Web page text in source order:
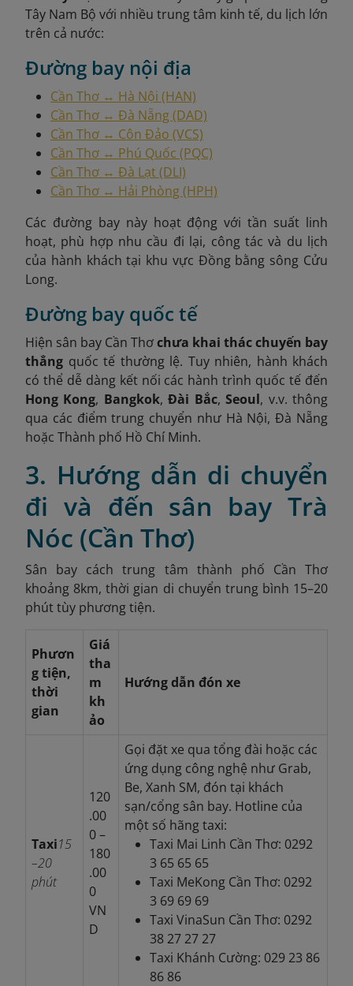
Tây Nam Bộ với nhiều trung tâm kinh tế, du lịch lớn
trên cả nước:
Đường bay nội địa
Cần Thơ ↔ Hà Nội (HAN)
Cần Thơ ↔ Đà Nẵng (DAD)
Cần Thơ ↔ Côn Đảo (VCS)
Cần Thơ ↔ Phú Quốc (PQC)
Cần Thơ ↔ Đà Lạt (DLI)
Cần Thơ ↔ Hải Phòng (HPH)
Các đường bay này hoạt động với tần suất linh
hoạt, phù hợp nhu cầu đi lại, công tác và du lịch
của hành khách tại khu vực Đồng bằng sông Cửu
Long.
Đường bay quốc tế
Hiện sân bay Cần Thơchưa khai thác chuyến bay
thẳng quốc tế thường lệ. Tuy nhiên, hành khách
có thể dễ dàng kết nối các hành trình quốc tế đến
Hong Kong, Bangkok,Đài Bắc,Seoul, v.v. thông
qua các điểm trung chuyển như Hà Nội, Đà Nẵng
hoặc Thành phố Hồ Chí Minh.
3. Hướng dẫn di chuyển
đi và đến sân bay Trà
Nóc (Cần Thơ)
Sân bay cách trung tâm thành phố Cần Thơ
khoảng 8km, thời gian di chuyển trung bình 15–20
phút tùy phương tiện.
Phươn
g tiện,
thời
gian
Giá
tha
m
kh
ảo
Hướng dẫn đón xe
Taxi15
–20
phút
120
.00
0 –
180
.00
0
VN
D
Gọi đặt xe qua tổng đài hoặc các
ứng dụng công nghệ như Grab,
Be, Xanh SM, đón tại khách
sạn/cổng sân bay. Hotline của
một số hãng taxi:
Taxi Mai Linh Cần Thơ: 0292
3 65 65 65
Taxi MeKong Cần Thơ: 0292
3 69 69 69
Taxi VinaSun Cần Thơ: 0292
38 27 27 27
Taxi Khánh Cường: 029 23 86
86 86